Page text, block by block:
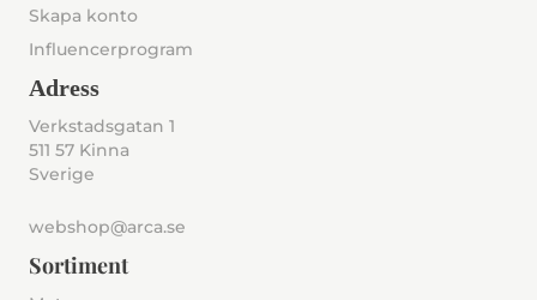
Skapa konto
Influencerprogram
Adress
Verkstadsgatan 1
511 57 Kinna
Sverige
webshop@arca.se
Sortiment